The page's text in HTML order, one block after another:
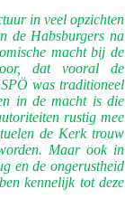
in veel opzichten
de Habsburgers na
macht bij de
dat vooral de
was traditioneel
in de macht is die
rustig mee
de Kerk trouw
Maar ook in
en de ongerustheid
kennelijk tot deze